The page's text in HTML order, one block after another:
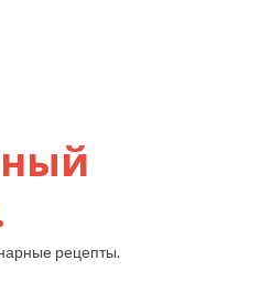
рецепты.